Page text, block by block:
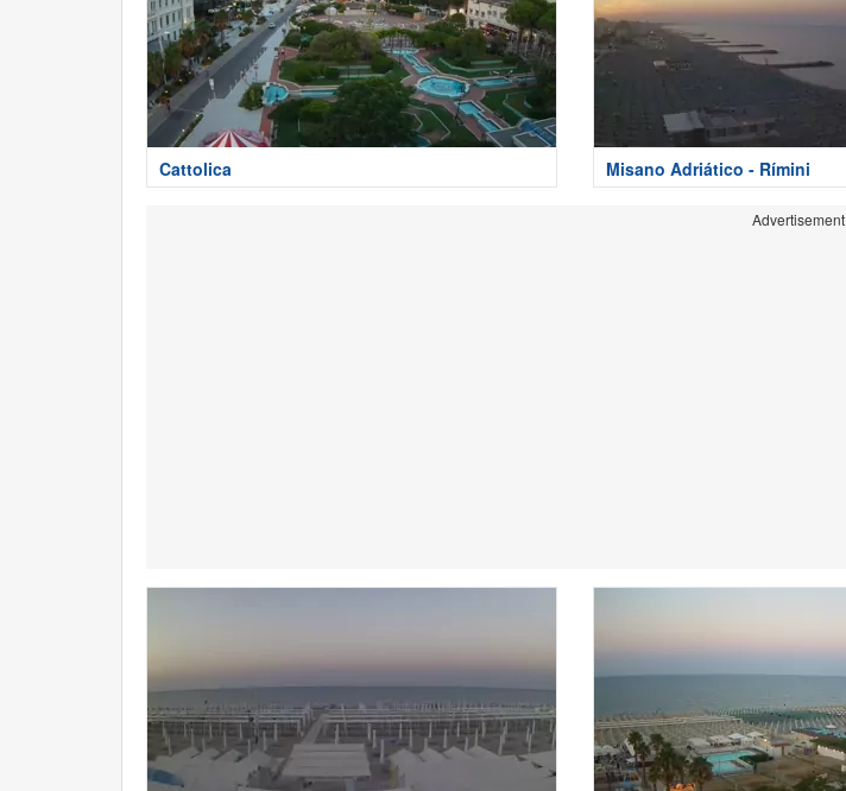
Cattolica Misano Adriático - Rímini
Advertisement